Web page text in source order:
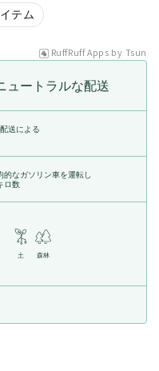
テム
RuffRuff Apps by Tsun
ュートラルな配送
送による
的なガソリン車を運転し
ロ数
土 森林